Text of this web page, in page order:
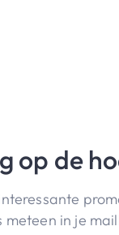
op de
meteen in je